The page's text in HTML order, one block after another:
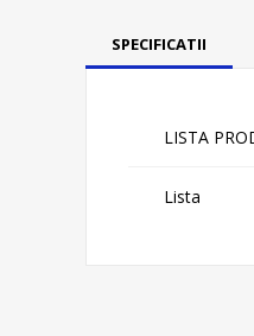
SPECIFICATII
LISTA
Lista